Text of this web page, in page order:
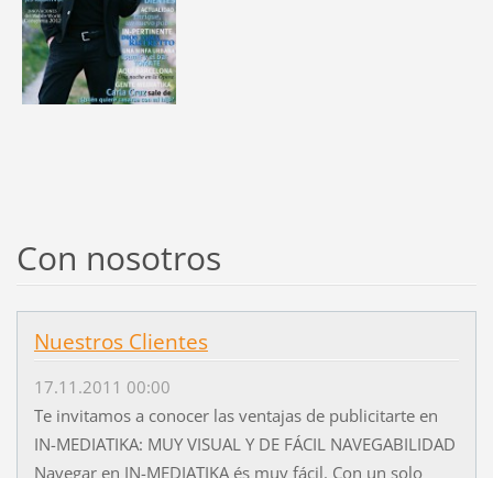
Con nosotros
Nuestros Clientes
17.11.2011 00:00
Te invitamos a conocer las ventajas de publicitarte en
IN-MEDIATIKA: MUY VISUAL Y DE FÁCIL NAVEGABILIDAD
Navegar en IN-MEDIATIKA és muy fácil. Con un solo